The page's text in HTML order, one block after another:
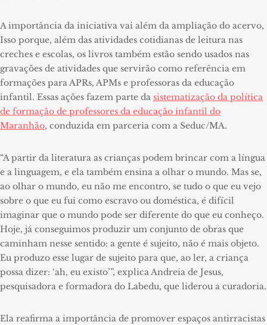
A importância da iniciativa vai além da ampliação do acervo,
Isso porque, além das atividades cotidianas de leitura nas
creches e escolas, os livros também estão sendo usados nas
gravações de atividades que servirão como referência em
formações para APRs, APMs e professoras da educação
infantil. Essas ações fazem parte da sistematização da política
de formação de professores da educação infantil do
Maranhão, conduzida em parceria com a Seduc/MA.
“A partir da literatura as crianças podem brincar com a língua
e a linguagem, e ela também ensina a olhar o mundo. Mas se,
ao olhar o mundo, eu não me encontro, se tudo o que eu vejo
sobre o que eu fui como escravo ou doméstica, é difícil
imaginar que o mundo pode ser diferente do que eu conheço.
Hoje, já conseguimos produzir um conjunto de obras que
caminham nesse sentido: a gente é sujeito, não é mais objeto.
Eu produzo esse lugar de sujeito para que, ao ler, a criança
possa dizer: ‘ah, eu existo’”, explica Andreia de Jesus,
pesquisadora e formadora do Labedu, que liderou a curadoria.
Ela reafirma a importância de promover espaços antirracistas